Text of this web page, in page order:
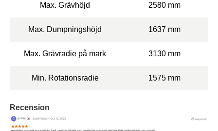
Max. Grävhöjd 2580 mm
Max. Dumpningshöjd 1637 mm
Max. Grävradie på mark 3130 mm
Min. Rotationsradie 1575 mm
Recension